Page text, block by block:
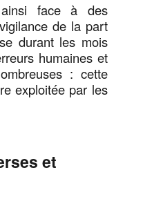
face à des
de la part
durant les mois
humaines et
: cette
exploitée par les
et